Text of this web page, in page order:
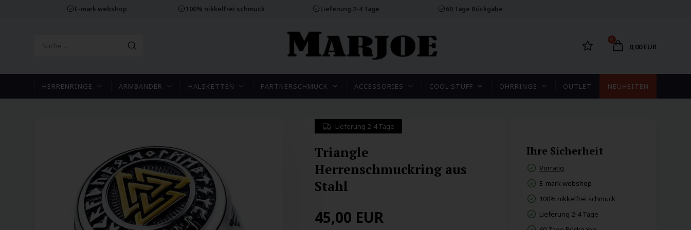
E-mark webshop 100% nikkelfrei schmuck Lieferung 2-4 Tage 60 Tage Rückgabe
0
0,00 EUR
HERRENRINGE ARMBÄNDER HALSKETTEN PARTNERSCHMUCK ACCESSORIES COOL STUFF OHRRINGE OUTLET NEUHEITEN
Lieferung 2-4 Tage
Triangle
Herrenschmuckring aus
Stahl
45,00 EUR
Ihre Sicherheit
Vorrätig
E-mark webshop
100% nikkelfrei schmuck
Lieferung 2-4 Tage